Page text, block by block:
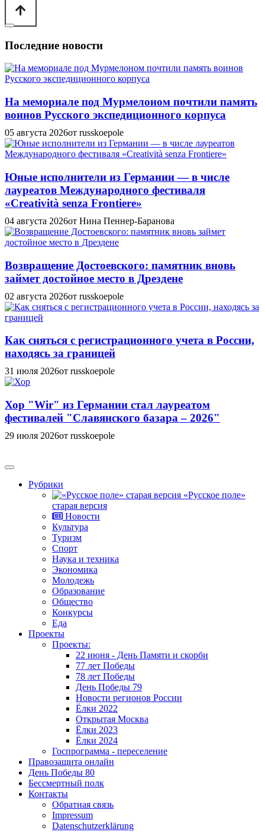
Последние новости
На мемориале под Мурмелоном почтили память
воинов Русского экспедиционного корпуса
05 августа 2026от russkoepole
Юные исполнители из Германии — в числе
лауреатов Международного фестиваля
«Creatività senza Frontiere»
04 августа 2026от Нина Пеннер-Баранова
Возвращение Достоевского: памятник вновь
займет достойное место в Дрездене
02 августа 2026от russkoepole
Как сняться с регистрационного учета в России,
находясь за границей
31 июля 2026от russkoepole
Хор "Wir" из Германии стал лауреатом
фестивалей "Славянского базара – 2026"
29 июля 2026от russkoepole
Рубрики
«Русское поле»
старая версия
Новости
Культура
Туризм
Спорт
Наука и техника
Экономика
Молодежь
Образование
Общество
Конкурсы
Еда
Проекты
Проекты:
22 июня - День Памяти и скорби
77 лет Победы
78 лет Победы
День Победы 79
Новости регионов России
Ёлки 2022
Открытая Москва
Ёлки 2023
Ёлки 2024
Госпрограмма - переселение
Правозащита онлайн
День Победы 80
Бессмертный полк
Контакты
Обратная связь
Impressum
Datenschutzerklärung